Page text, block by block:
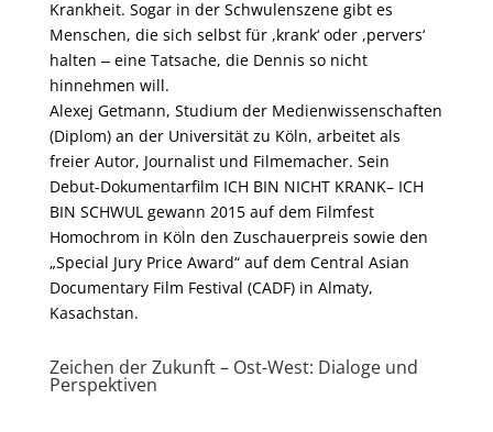
Krankheit. Sogar in der Schwulenszene gibt es
Menschen, die sich selbst für ,krank‘ oder ,pervers‘
halten ‒ eine Tatsache, die Dennis so nicht
hinnehmen will.
Alexej Getmann, Studium der Medienwissenschaften
(Diplom) an der Universität zu Köln, arbeitet als
freier Autor, Journalist und Filmemacher. Sein
Debut-Dokumentarfilm ICH BIN NICHT KRANK– ICH
BIN SCHWUL gewann 2015 auf dem Filmfest
Homochrom in Köln den Zuschauerpreis sowie den
„Special Jury Price Award“ auf dem Central Asian
Documentary Film Festival (CADF) in Almaty,
Kasachstan.
Zeichen der Zukunft – Ost-West: Dialoge und
Perspektiven